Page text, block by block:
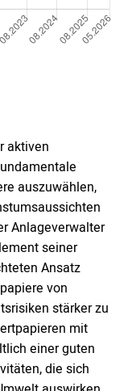
aktiven
auszuwählen,
Anlageverwalter
seiner
Ansatz
von
stärker zu
mit
einer guten
die sich